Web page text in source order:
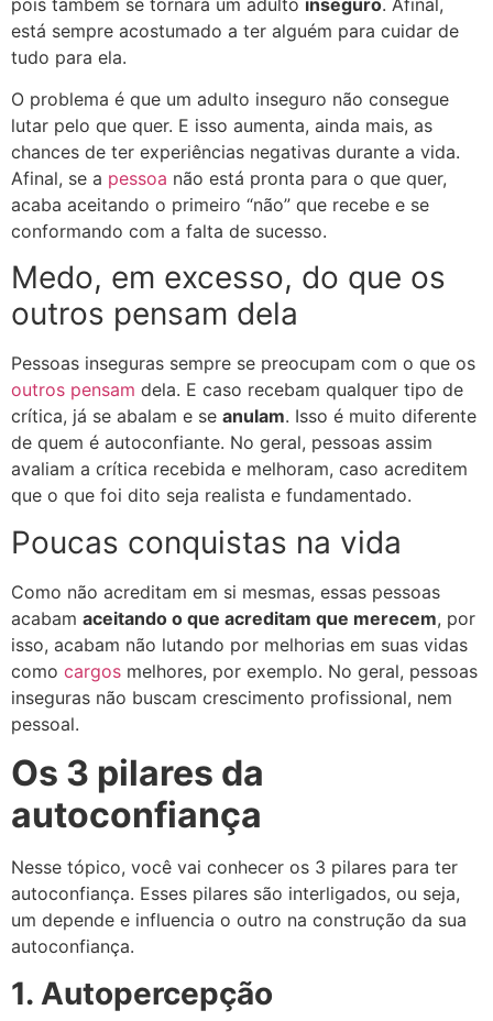
está sempre acostumado a ter alguém para cuidar de
tudo para ela.
​O problema é que um adulto inseguro não consegue
lutar pelo que quer. E isso aumenta, ainda mais, as
chances de ter experiências negativas durante a vida.
Afinal, se a pessoa não está pronta para o que quer,
acaba aceitando o primeiro “não” que recebe e se
conformando com a falta de sucesso.
Medo, em excesso, do que os
outros pensam dela
Pessoas inseguras sempre se preocupam com o que os
outros pensam dela. E caso recebam qualquer tipo de
crítica, já se abalam e se anulam. Isso é muito diferente
de quem é autoconfiante. No geral, pessoas assim
avaliam a crítica recebida e melhoram, caso ​acreditem
que o que foi dito seja realista e fundamentado.
Poucas conquistas na vida
Como não acreditam em si mesmas, essas pessoas
acabam aceitando o que acreditam que merecem, por
isso, acabam não lutando por melhorias em suas vidas
como cargos melhores, por exemplo. No geral, pessoas
inseguras não buscam crescimento profissional, nem
pessoal.
Os 3 pilares da
autoconfiança
Nesse tópico, você vai conhecer os 3 pilares para ter
autoconfiança. Esses pilares são interligados, ou seja,
um depende e influencia o outro na construção da sua
autoconfiança.
1. Autopercepção